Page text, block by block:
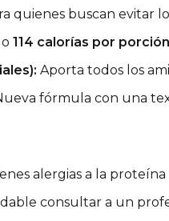
quienes buscan evitar
114 calorías por porción
Aporta todos los
fórmula con una
alergias a la proteína
consultar a un